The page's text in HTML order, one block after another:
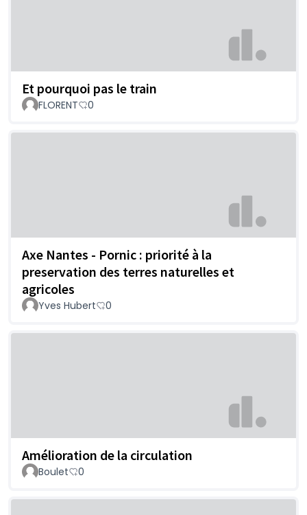
Et pourquoi pas le train
FLORENT 0
Axe Nantes - Pornic : priorité à la
preservation des terres naturelles et
agricoles
Yves Hubert 0
Amélioration de la circulation
Boulet 0